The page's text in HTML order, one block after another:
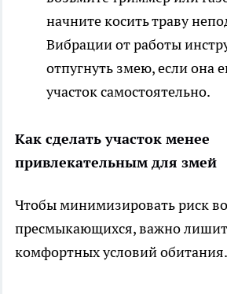
начните косить траву
Вибрации от работы
отпугнуть змею, если она
участок самостоятельно.
Как сделать участок менее
привлекательным для змей
Чтобы минимизировать риск
пресмыкающихся, важно
комфортных условий